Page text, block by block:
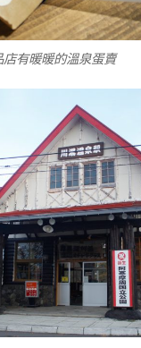
有暖暖的溫泉蛋賣